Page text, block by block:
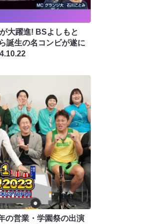
大躍進! BSよしもと
誕生の名コンビが遂に
の営業・学園祭の出演